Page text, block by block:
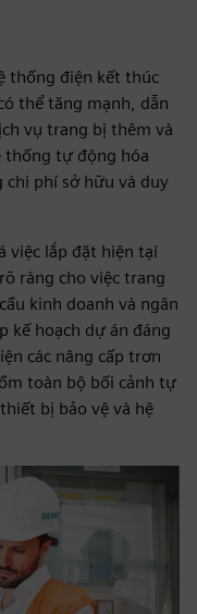
thống điện kết thúc
thể tăng mạnh, dẫn
vụ trang bị thêm và
thống tự động hóa
phí sở hữu và duy
việc lắp đặt hiện tại
ràng cho việc trang
kinh doanh và ngân
kế hoạch dự án đáng
các nâng cấp trơn
toàn bộ bối cảnh tự
bị bảo vệ và hệ